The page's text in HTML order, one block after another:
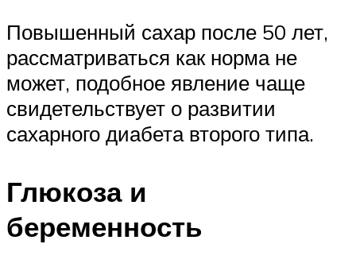
Повышенный сахар после 50 лет,
рассматриваться как норма не
может, подобное явление чаще
свидетельствует о развитии
сахарного диабета второго типа.
Глюкоза и
беременность